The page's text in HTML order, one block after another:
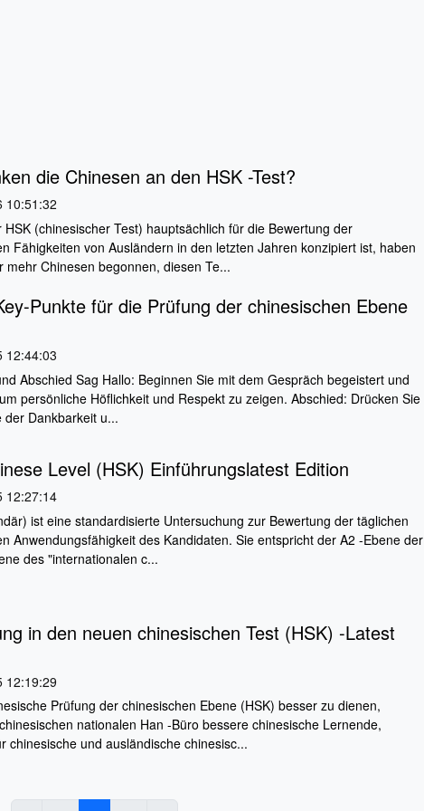
die Chinesen an den HSK -Test?
10:51:32
HSK (chinesischer Test) hauptsächlich für die Bewertung der
Fähigkeiten von Ausländern in den letzten Jahren konzipiert ist, haben
mehr Chinesen begonnen, diesen Te...
Punkte für die Prüfung der chinesischen Ebene
12:44:03
Abschied Sag Hallo: Beginnen Sie mit dem Gespräch begeistert und
persönliche Höflichkeit und Respekt zu zeigen. Abschied: Drücken Sie
der Dankbarkeit u...
Level (HSK) Einführungslatest Edition
12:27:14
ist eine standardisierte Untersuchung zur Bewertung der täglichen
Anwendungsfähigkeit des Kandidaten. Sie entspricht der A2 -Ebene der
des "internationalen c...
in den neuen chinesischen Test (HSK) -Latest
12:19:29
Prüfung der chinesischen Ebene (HSK) besser zu dienen,
nationalen Han -Büro bessere chinesische Lernende,
chinesische und ausländische chinesisc...